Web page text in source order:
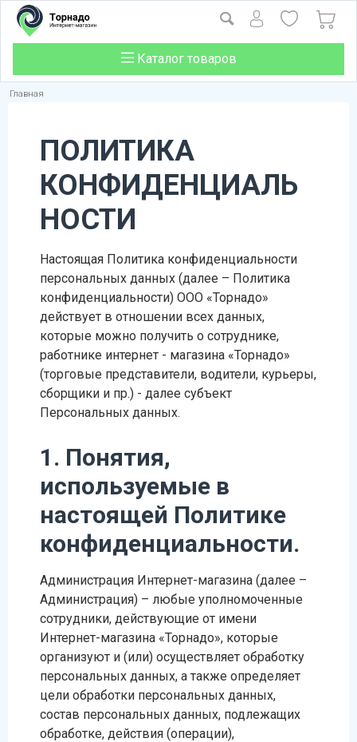
Каталог товаров
Главная
ПОЛИТИКА
КОНФИДЕНЦИАЛЬ
НОСТИ
Настоящая Политика конфиденциальности
персональных данных (далее – Политика
конфиденциальности) ООО «Торнадо»
действует в отношении всех данных,
которые можно получить о сотруднике,
работнике интернет - магазина «Торнадо»
(торговые представители, водители, курьеры,
сборщики и пр.) - далее субъект
Персональных данных.
1. Понятия,
используемые в
настоящей Политике
конфиденциальности.
Администрация Интернет-магазина (далее –
Администрация) – любые уполномоченные
сотрудники, действующие от имени
Интернет-магазина «Торнадо», которые
организуют и (или) осуществляет обработку
персональных данных, а также определяет
цели обработки персональных данных,
состав персональных данных, подлежащих
обработке, действия (операции),